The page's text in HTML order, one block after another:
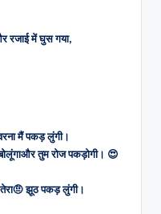
रजाई में घुस गया,
मैं पकड़ लुंगी।
तुम रोज पकड़ोगी। 😍
झूठ पकड़ लुंगी।